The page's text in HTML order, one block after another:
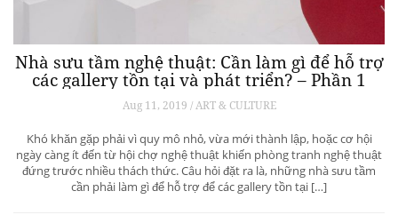
Nhà sưu tầm nghệ thuật: Cần làm gì để hỗ trợ
các gallery tồn tại và phát triển? – Phần 1
Aug 11, 2019 / ART & CULTURE
Khó khăn gặp phải vì quy mô nhỏ, vừa mới thành lập, hoặc cơ hội
ngày càng ít đến từ hội chợ nghệ thuật khiến phòng tranh nghệ thuật
đứng trước nhiều thách thức. Câu hỏi đặt ra là, những nhà sưu tầm
cần phải làm gì để hỗ trợ để các gallery tồn tại […]